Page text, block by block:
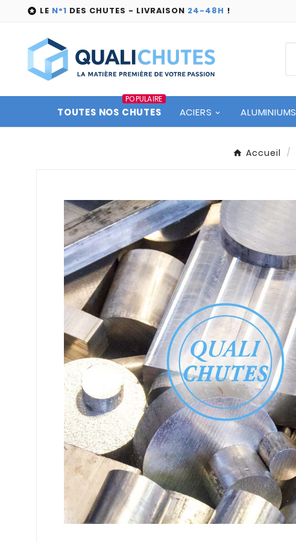
 LE N°1 DES CHUTES - LIVRAISON 24-48H !
TOUTES NOS CHUTES
POPULAIRE
ACIERS ALUMINIUMS
Accueil